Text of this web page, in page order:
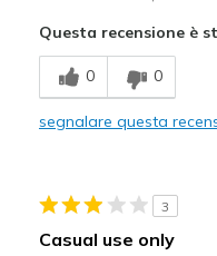
Breathe Well
Comfortable
Wear Out Quickly
Questa recensione è
0 0
segnalare questa
3
Casual use only